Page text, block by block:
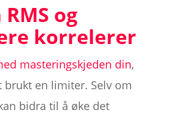
og
korrelerer
masteringskjeden din,
brukt en limiter. Selv om
bidra til å øke det